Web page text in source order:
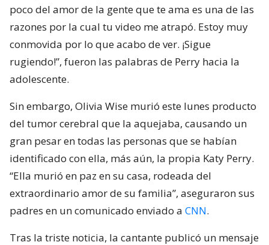
poco del amor de la gente que te ama es una de las
razones por la cual tu video me atrapó. Estoy muy
conmovida por lo que acabo de ver. ¡Sigue
rugiendo!”, fueron las palabras de Perry hacia la
adolescente.
Sin embargo, Olivia Wise murió este lunes producto
del tumor cerebral que la aquejaba, causando un
gran pesar en todas las personas que se habían
identificado con ella, más aún, la propia Katy Perry.
“Ella murió en paz en su casa, rodeada del
extraordinario amor de su familia”, aseguraron sus
padres en un comunicado enviado a CNN.
Tras la triste noticia, la cantante publicó un mensaje